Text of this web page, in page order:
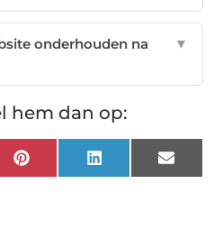
onderhouden na
▼
hem dan op:
Pinterest LinkedIn Email